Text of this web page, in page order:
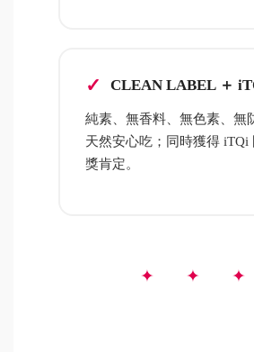
CLEAN LABEL ＋
純素、無香料、無色素、無
天然安心吃；同時獲得 iTQi
獎肯定。